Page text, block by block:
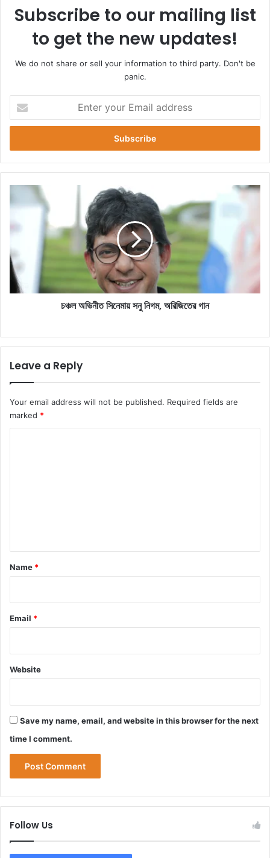
Subscribe to our mailing list
to get the new updates!
We do not share or sell your information to third party. Don't be
panic.
t
r
y
r
i
ঞ্চ
নী
ত
সি
নে
গ
ম
অ
রি
জি
চঞ্চল অভিনীত সিনেমায় সনু নিগম, অরিজিতের গান
Leave a Reply
Your email address will not be published. Required fields are
marked *
*
Name *
Email *
Website
Save my name, email, and website in this browser for the next
time I comment.
Follow Us